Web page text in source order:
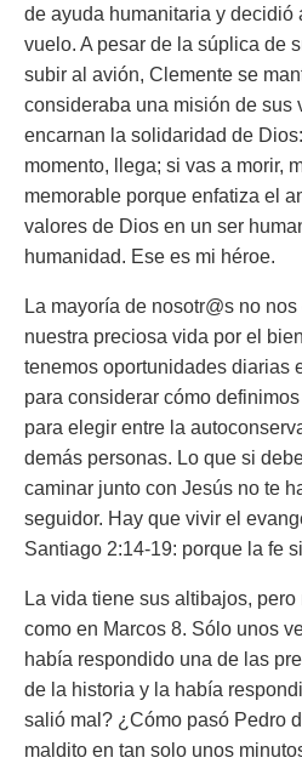
de ayuda humanitaria y decidió
vuelo. A pesar de la súplica de
subir al avión, Clemente se
consideraba una misión de sus
encarnan la solidaridad de Dios:
momento, llega; si vas a morir,
memorable porque enfatiza el
valores de Dios en un ser
humanidad. Ese es mi héroe.
La mayoría de nosotr@s no
nuestra preciosa vida por el
tenemos oportunidades diarias
para considerar cómo
para elegir entre la
demás personas. Lo que si
caminar junto con Jesús no te
seguidor. Hay que vivir el
Santiago 2:14-19: porque la fe
La vida tiene sus altibajos,
como en Marcos 8. Sólo unos
había respondido una de las
de la historia y la había
salió mal? ¿Cómo pasó Pedro
maldito en tan solo unos